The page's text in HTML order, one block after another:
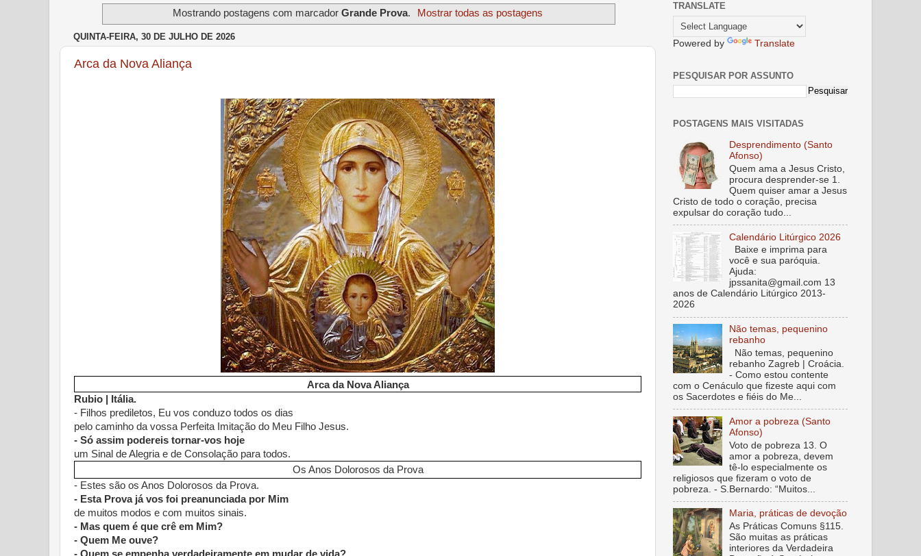
Mostrando postagens com marcadorGrande Prova. Mostrar todas as postagens
QUINTA-FEIRA, 30 DE JULHO DE 2026
Arca da Nova Aliança
Arca da Nova Aliança
Rubio | Itália.
- Filhos prediletos, Eu vos conduzo todos os dias
pelo caminho da vossa Perfeita Imitação do Meu Filho Jesus.
- Só assim podereis tornar-vos hoje
um Sinal de Alegria e de Consolação para todos.
Os Anos Dolorosos da Prova
- Estes são os Anos Dolorosos da Prova.
- Esta Prova já vos foi preanunciada por Mim
de muitos modos e com muitos sinais.
- Mas quem é que crê em Mim?
- Quem Me ouve?
- Quem se empenha verdadeiramente em mudar de vida?
TRANSLATE
Powered by Translate
PESQUISAR POR ASSUNTO
POSTAGENS MAIS VISITADAS
Desprendimento (Santo
Afonso)
Quem ama a Jesus Cristo,
procura desprender-se 1.
Quem quiser amar a Jesus
Cristo de todo o coração, precisa
expulsar do coração tudo...
Calendário Litúrgico 2026
Baixe e imprima para
você e sua paróquia.
Ajuda:
jpssanita@gmail.com 13
anos de Calendário Litúrgico 2013-
2026
Não temas, pequenino
rebanho
Não temas, pequenino
rebanho Zagreb | Croácia.
- Como estou contente
com o Cenáculo que fizeste aqui com
os Sacerdotes e fiéis do Me...
Amor a pobreza (Santo
Afonso)
Voto de pobreza 13. O
amor a pobreza, devem
tê-lo especialmente os
religiosos que fizeram o voto de
pobreza. - S.Bernardo: “Muitos...
Maria, práticas de devoção
As Práticas Comuns §115.
São muitas as práticas
interiores da Verdadeira